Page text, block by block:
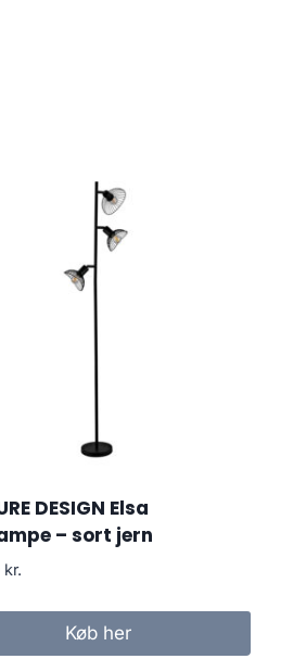
DESIGN Elsa
– sort jern
kr.
Køb her